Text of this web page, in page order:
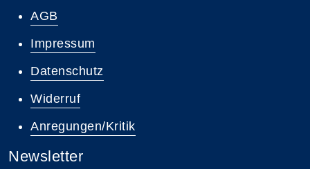
AGB
Impressum
Datenschutz
Widerruf
Anregungen/Kritik
Newsletter